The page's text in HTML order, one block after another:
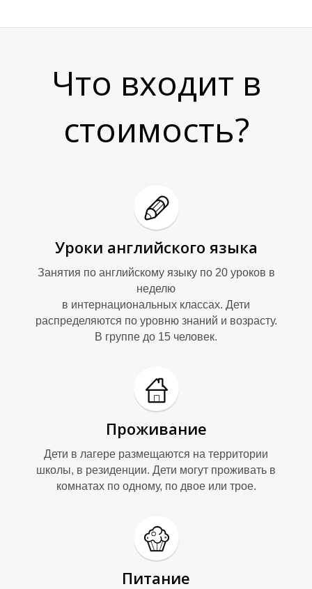
Что входит в
стоимость?
Уроки английского языка
Занятия по английскому языку по 20 уроков в
неделю
в интернациональных классах. Дети
распределяются по уровню знаний и возрасту.
В группе до 15 человек.
Проживание
Дети в лагере размещаются на территории
школы, в резиденции. Дети могут проживать в
комнатах по одному, по двое или трое.
Питание